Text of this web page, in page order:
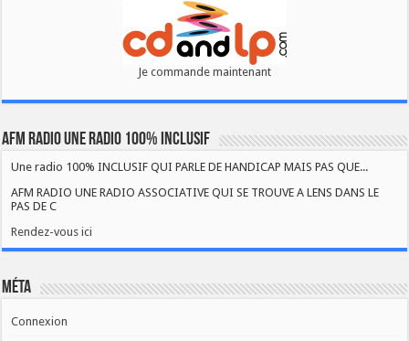
Je commande maintenant
AFM RADIO UNE RADIO 100% INCLUSIF
Une radio 100% INCLUSIF QUI PARLE DE HANDICAP MAIS PAS QUE...
AFM RADIO UNE RADIO ASSOCIATIVE QUI SE TROUVE A LENS DANS LE
PAS DE C
Rendez-vous ici
Méta
Connexion